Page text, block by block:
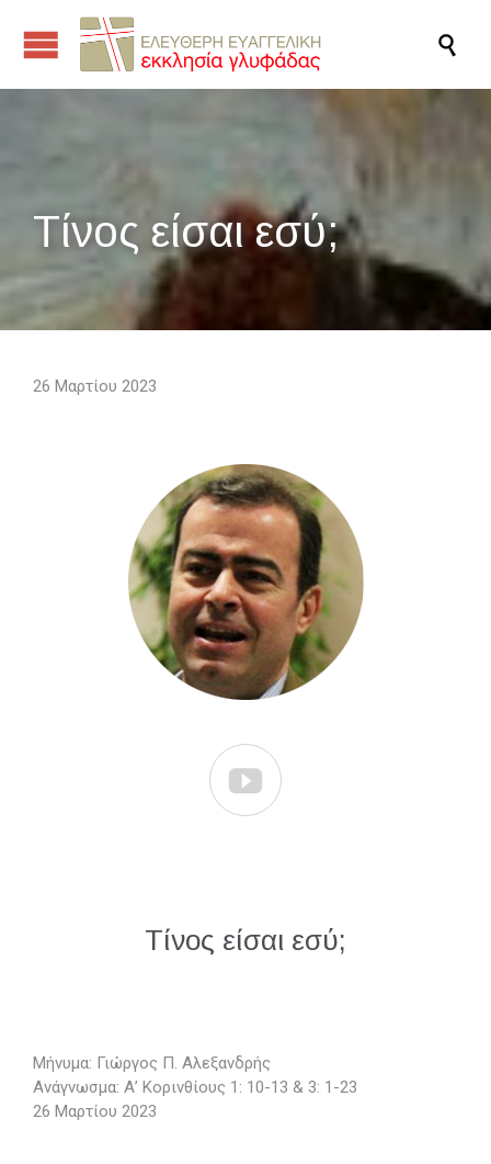

Τίνος είσαι εσύ;
26 Μαρτίου 2023

Τίνος είσαι εσύ;
Μήνυμα: Γιώργος Π. Αλεξανδρής
Ανάγνωσμα: Α’ Κορινθίους 1: 10-13 & 3: 1-23
26 Μαρτίου 2023